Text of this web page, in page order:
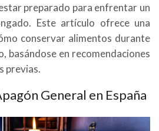
preparado para enfrentar un
Este artículo ofrece una
conservar alimentos durante
basándose en recomendaciones
previas.
General en España